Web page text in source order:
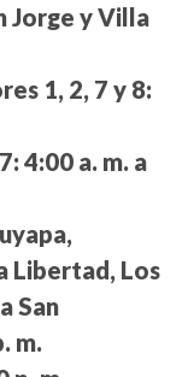
Jorge y Villa
1, 2, 7 y 8:
4:00 a. m. a
Libertad, Los
San
m.